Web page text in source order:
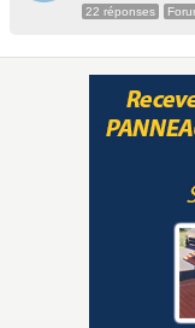
22 réponses